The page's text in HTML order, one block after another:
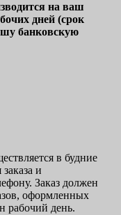
на ваш
дней (срок
банковскую
в будние
и
Заказ должен
оформленных
рабочий день.